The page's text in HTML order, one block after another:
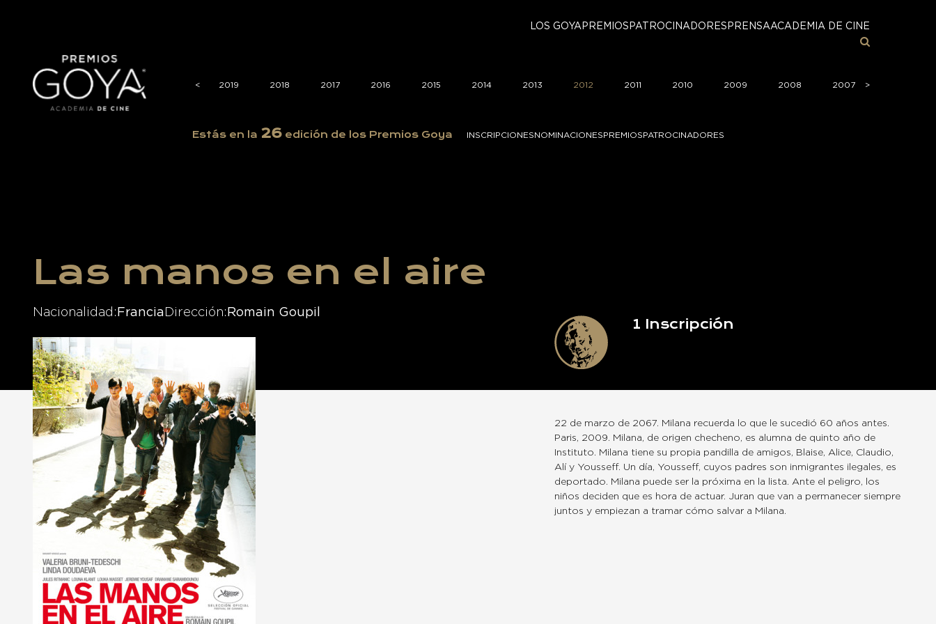
LOS GOYA PREMIOS PATROCINADORES PRENSAACADEMIA DE CINE
<
<
2022 2021 2019 2018 2017 2016 2015 2014 2013 2012 2011 2010 2009 2008 2007 >
>
Estás en la 26 edición de los Premios Goya INSCRIPCIONESNOMINACIONESPREMIOSPATROCINADORES
Las manos en el aire
Nacionalidad Francia Dirección Romain Goupil
1 Inscripción
22 de marzo de 2067. Milana recuerda lo que le sucedió 60 años antes.
Paris, 2009. Milana, de origen checheno, es alumna de quinto año de
Instituto. Milana tiene su propia pandilla de amigos, Blaise, Alice, Claudio,
Alí y Yousseff. Un día, Yousseff, cuyos padres son inmigrantes ilegales, es
deportado. Milana puede ser la próxima en la lista. Ante el peligro, los
niños deciden que es hora de actuar. Juran que van a permanecer siempre
juntos y empiezan a tramar cómo salvar a Milana.